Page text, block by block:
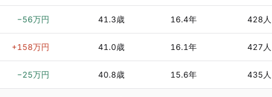
−56万円 41.3歳 16.4年 428人
+158万円 41.0歳 16.1年 427人
−25万円 40.8歳 15.6年 435人